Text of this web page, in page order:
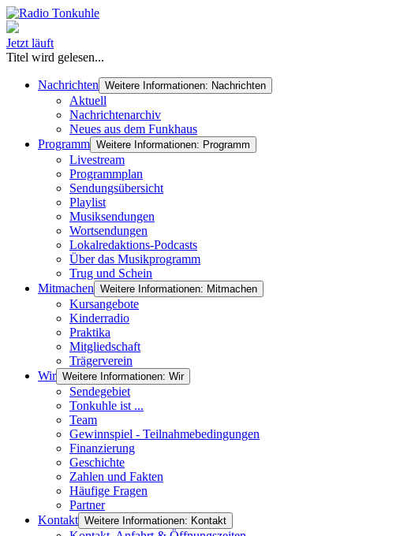
Jetzt läuft
Titel wird gelesen...
Nachrichten Weitere Informationen: Nachrichten
Aktuell
Nachrichtenarchiv
Neues aus dem Funkhaus
Programm Weitere Informationen: Programm
Livestream
Programmplan
Sendungsübersicht
Playlist
Musiksendungen
Wortsendungen
Lokalredaktions-Podcasts
Über das Musikprogramm
Trug und Schein
Mitmachen Weitere Informationen: Mitmachen
Kursangebote
Kinderradio
Praktika
Mitgliedschaft
Trägerverein
Wir Weitere Informationen: Wir
Sendegebiet
Tonkuhle ist ...
Team
Gewinnspiel - Teilnahmebedingungen
Finanzierung
Geschichte
Zahlen und Fakten
Häufige Fragen
Partner
Kontakt Weitere Informationen: Kontakt